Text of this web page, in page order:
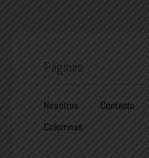
Páginas
Nosotros Contacto
Columnas